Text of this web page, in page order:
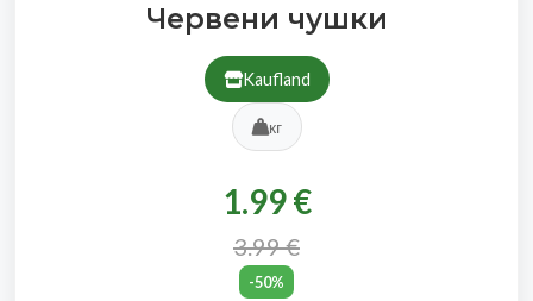
Червени чушки
Kaufland
кг
1.99 €
3.99 €
-50%